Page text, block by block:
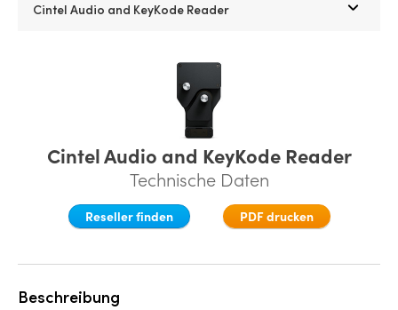
Canada
Denmark
Finland
France
Cintel Audio and KeyKode Reader
Cintel Audio and KeyKode Reader
Technische Daten
Reseller finden PDF drucken
Beschreibung